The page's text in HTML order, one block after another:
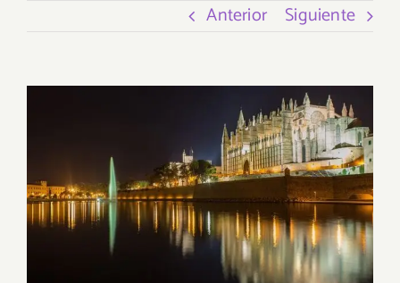
Anterior Siguiente